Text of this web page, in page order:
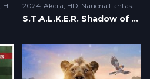
HD 2024 Akcija HD Naucna Fantastika
S.T.A.L.K.E.R. Shadow of the Zone (2024)